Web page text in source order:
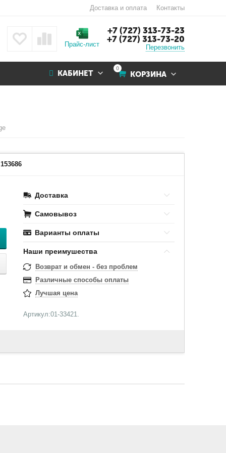
Доставка и оплата Контакты
+7 (727) 313-73-23
+7 (727) 313-73-20
Перезвонить
Прайс-лист
0
КОРЗИНА
КАБИНЕТ
153686
Доставка
Самовывоз
Варианты оплаты
Наши преимушества
Возврат и обмен - без проблем
Различные способы оплаты
Лучшая цена
Артикул:01-33421.